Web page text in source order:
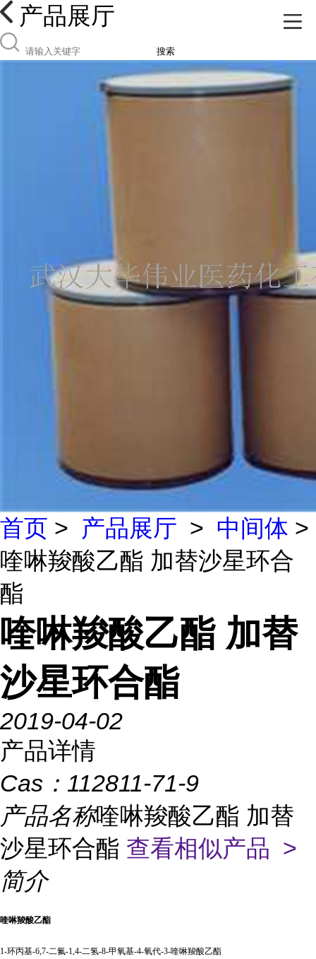
产品展厅
搜索
首页 > 产品展厅 > 中间体 >
喹啉羧酸乙酯 加替沙星环合
酯
喹啉羧酸乙酯 加替
沙星环合酯
2019-04-02
产品详情
Cas： 112811-71-9
产品名称喹啉羧酸乙酯 加替
沙星环合酯 查看相似产品 >
简介
喹啉羧酸乙酯
1-环丙基-6,7-二氟-1,4-二氢-8-甲氧基-4-氧代-3-喹啉羧酸乙酯